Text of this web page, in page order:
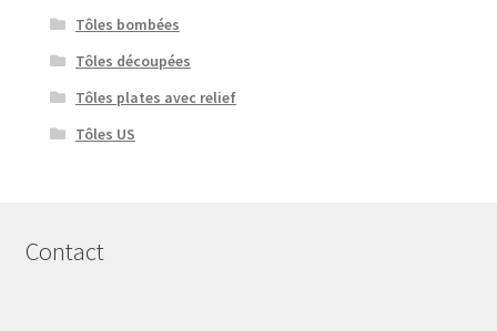
Tôles bombées
Tôles découpées
Tôles plates avec relief
Tôles US
Contact